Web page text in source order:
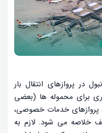
در پروازهای انتقال بار
برای محموله ها (بعضی
پروازهای خدمات خصوصی،
خلاصه می شود. لازم به